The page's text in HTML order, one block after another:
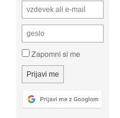
Zapomni si me